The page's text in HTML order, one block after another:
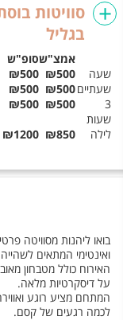
סוויטות
בגליל
אמצ"שסופ"ש
שעה
₪500
₪500
שעתיים₪500
₪500
3
שעות
₪500
₪500
לילה
₪850
₪1200
בואו ליהנות מסוויטה
ואינטימי המתאים
האירוח כולל מטבחון
על דיסקרטיות מלאה.
המתחם מציע רוגע
לכמה רגעים של קסם.